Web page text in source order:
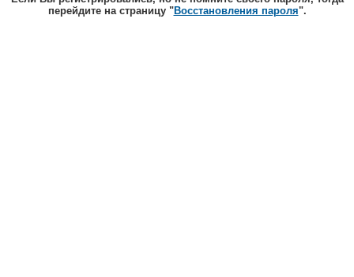
перейдите на страницу "Восстановления пароля".